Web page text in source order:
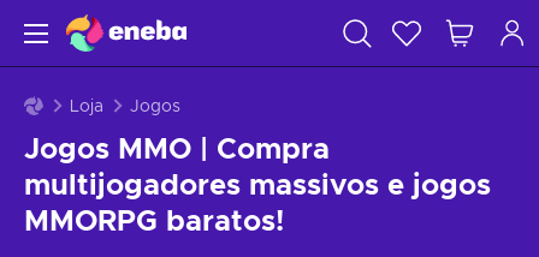
Loja Jogos
Jogos MMO | Compra
multijogadores massivos e jogos
MMORPG baratos!